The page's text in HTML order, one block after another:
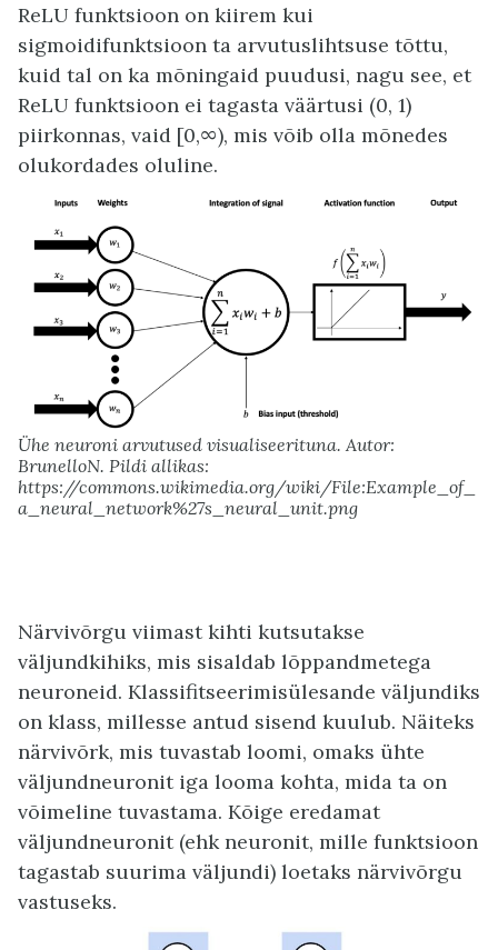
ReLU funktsioon on kiirem kui
sigmoidifunktsioon ta arvutuslihtsuse tõttu,
kuid tal on ka mõningaid puudusi, nagu see, et
ReLU funktsioon ei tagasta väärtusi (0, 1)
piirkonnas, vaid [0,∞), mis võib olla mõnedes
olukordades oluline.
Ühe neuroni arvutused visualiseerituna. Autor:
BrunelloN. Pildi allikas:
https://commons.wikimedia.org/wiki/File:Example_of_
a_neural_network%27s_neural_unit.png
Närvivõrgu viimast kihti kutsutakse
väljundkihiks, mis sisaldab lõppandmetega
neuroneid. Klassifitseerimisülesande väljundiks
on klass, millesse antud sisend kuulub. Näiteks
närvivõrk, mis tuvastab loomi, omaks ühte
väljundneuronit iga looma kohta, mida ta on
võimeline tuvastama. Kõige eredamat
väljundneuronit (ehk neuronit, mille funktsioon
tagastab suurima väljundi) loetaks närvivõrgu
vastuseks.